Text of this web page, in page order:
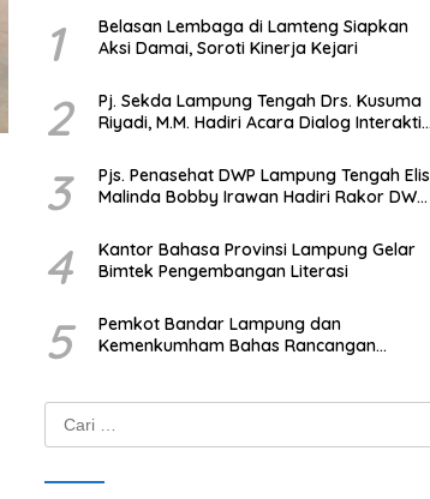
1
Belasan Lembaga di Lamteng Siapkan
Aksi Damai, Soroti Kinerja Kejari
2
Pj. Sekda Lampung Tengah Drs. Kusuma
Riyadi, M.M. Hadiri Acara Dialog Interaktif
3
Pjs. Penasehat DWP Lampung Tengah Elis
Malinda Bobby Irawan Hadiri Rakor DWP
4
Kantor Bahasa Provinsi Lampung Gelar
Bimtek Pengembangan Literasi
5
Pemkot Bandar Lampung dan
Kemenkumham Bahas Rancangan